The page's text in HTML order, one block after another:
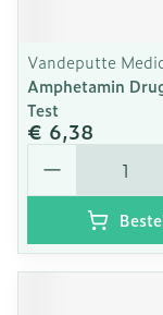
Vandeputte
Amphetamin
Test
€ 6,38
Aantal